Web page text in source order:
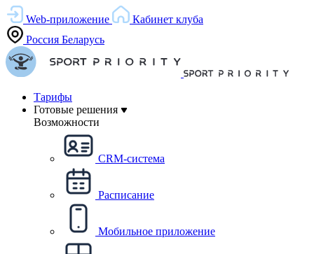
Web-приложение
Кабинет клуба
Россия Беларусь
Тарифы
Готовые решения
Возможности
CRM-система
Расписание
Мобильное приложение